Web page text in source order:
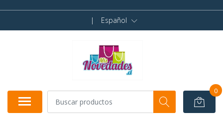
| Español
0